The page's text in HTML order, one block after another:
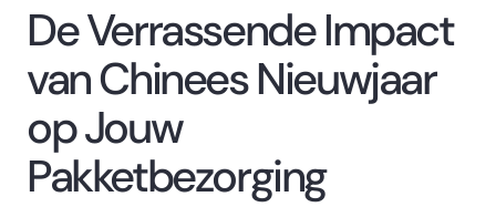
De Verrassende Impact
van Chinees Nieuwjaar
op Jouw
Pakketbezorging